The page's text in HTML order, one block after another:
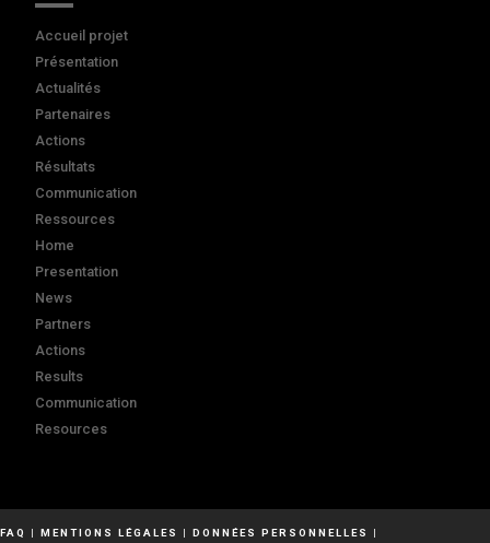
Accueil projet
Présentation
Actualités
Partenaires
Actions
Résultats
Communication
Ressources
Home
Presentation
News
Partners
Actions
Results
Communication
Resources
FAQ | MENTIONS LÉGALES | DONNÉES PERSONNELLES
|